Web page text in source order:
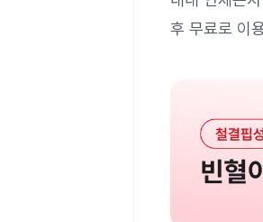
후 무료로 이